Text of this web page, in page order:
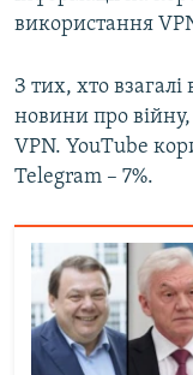
використання
З тих, хто взагалі
новини про війну,
VPN. YouTube
Telegram – 7%.